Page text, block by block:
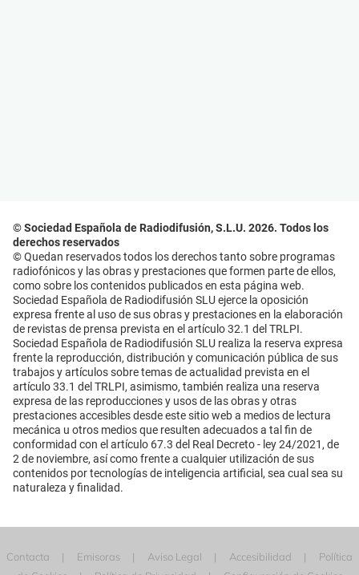
© Sociedad Española de Radiodifusión, S.L.U. 2026. Todos los
derechos reservados
© Quedan reservados todos los derechos tanto sobre programas
radiofónicos y las obras y prestaciones que formen parte de ellos,
como sobre los contenidos publicados en esta página web.
Sociedad Española de Radiodifusión SLU ejerce la oposición
expresa frente al uso de sus obras y prestaciones en la elaboración
de revistas de prensa prevista en el artículo 32.1 del TRLPI.
Sociedad Española de Radiodifusión SLU realiza la reserva expresa
frente la reproducción, distribución y comunicación pública de sus
trabajos y artículos sobre temas de actualidad prevista en el
artículo 33.1 del TRLPI, asimismo, también realiza una reserva
expresa de las reproducciones y usos de las obras y otras
prestaciones accesibles desde este sitio web a medios de lectura
mecánica u otros medios que resulten adecuados a tal fin de
conformidad con el artículo 67.3 del Real Decreto - ley 24/2021, de
2 de noviembre, así como frente a cualquier utilización de sus
contenidos por tecnologías de inteligencia artificial, sea cual sea su
naturaleza y finalidad.
Contacta Emisoras Aviso Legal Accesibilidad
Política